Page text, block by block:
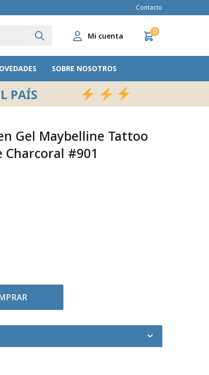
SOBRE NOSOTROS
0
Contacto
Gel Maybelline Tattoo
#901